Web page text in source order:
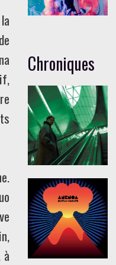
Chroniques